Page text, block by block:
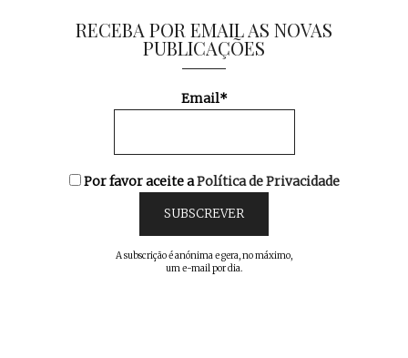
RECEBA POR EMAIL AS NOVAS
PUBLICAÇÕES
Email*
Por favor aceite aPolítica de Privacidade
A subscrição é anónima e gera, no máximo,
um e-mail por dia.